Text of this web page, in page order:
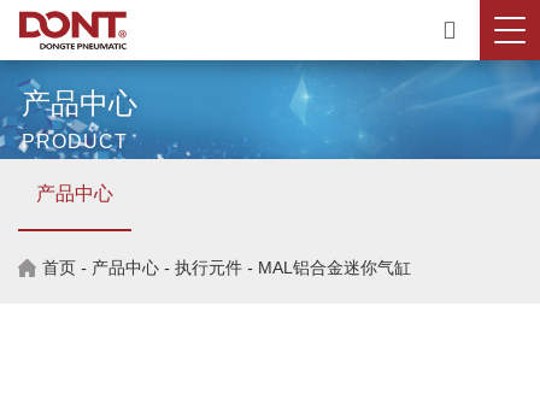
产品中心
PRODUCT
产品中心
首页 - 产品中心 - 执行元件 - MAL铝合金迷你气缸